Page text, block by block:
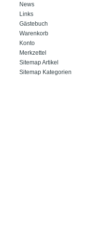
News
Links
Gästebuch
Warenkorb
Konto
Merkzettel
Sitemap Artikel
Sitemap Kategorien